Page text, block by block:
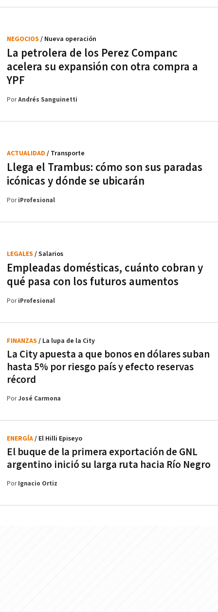
La petrolera de los Perez Companc
acelera su expansión con otra compra a
YPF
NEGOCIOS / Nueva operación
PorAndrés Sanguinetti
Llega el Trambus: cómo son sus paradas
icónicas y dónde se ubicarán
ACTUALIDAD / Transporte
PoriProfesional
Empleadas domésticas, cuánto cobran y
qué pasa con los futuros aumentos
LEGALES / Salarios
PoriProfesional
La City apuesta a que bonos en dólares suban
hasta 5% por riesgo país y efecto reservas
récord
FINANZAS / La lupa de la City
PorJosé Carmona
El buque de la primera exportación de GNL
argentino inició su larga ruta hacia Río Negro
ENERGÍA/ El Hilli Episeyo
PorIgnacio Ortiz